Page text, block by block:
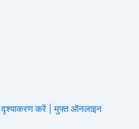
करें | मुफ्त ऑनलाइन